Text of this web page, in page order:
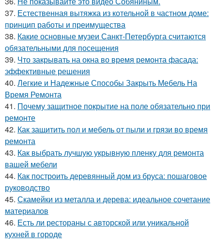
37. Естественная вытяжка из котельной в частном доме:
принцип работы и преимущества
38. Какие основные музеи Санкт-Петербурга считаются
обязательными для посещения
39. Что закрывать на окна во время ремонта фасада:
эффективные решения
40. Легкие и Надежные Способы Закрыть Мебель На
Время Ремонта
41. Почему защитное покрытие на поле обязательно при
ремонте
42. Как защитить пол и мебель от пыли и грязи во время
ремонта
43. Как выбрать лучшую укрывную пленку для ремонта
вашей мебели
44. Как построить деревянный дом из бруса: пошаговое
руководство
45. Скамейки из металла и дерева: идеальное сочетание
материалов
46. Есть ли рестораны с авторской или уникальной
кухней в городе